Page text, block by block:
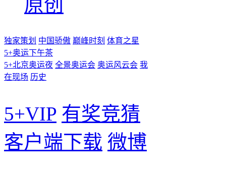
原创
独家策划 中国骄傲 巅峰时刻 体育之星
5+奥运下午茶
5+北京奥运夜 全景奥运会 奥运风云会 我
在现场 历史
5+VIP 有奖竞猜
客户端下载 微博